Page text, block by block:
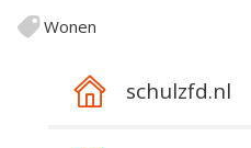
Wonen
schulzfd.nl